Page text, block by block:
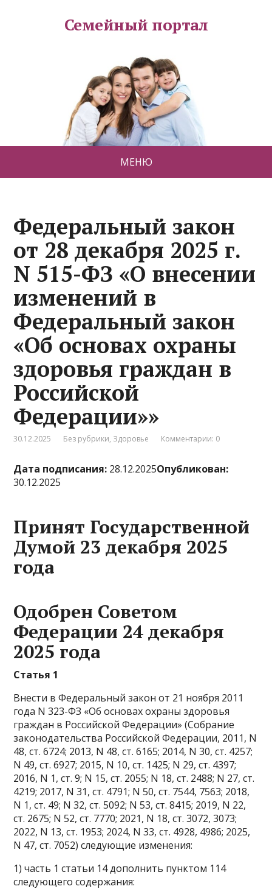
Семейный портал
МЕНЮ
Федеральный закон
от 28 декабря 2025 г.
N 515-ФЗ «О внесении
изменений в
Федеральный закон
«Об основах охраны
здоровья граждан в
Российской
Федерации»»
30.12.2025 Без рубрики, Здоровье Комментарии: 0
Дата подписания: 28.12.2025Опубликован:
30.12.2025
Принят Государственной
Думой 23 декабря 2025
года
Одобрен Советом
Федерации 24 декабря
2025 года
Статья 1
Внести в Федеральный закон от 21 ноября 2011
года N 323-ФЗ «Об основах охраны здоровья
граждан в Российской Федерации» (Собрание
законодательства Российской Федерации, 2011, N
48, ст. 6724; 2013, N 48, ст. 6165; 2014, N 30, ст. 4257;
N 49, ст. 6927; 2015, N 10, ст. 1425; N 29, ст. 4397;
2016, N 1, ст. 9; N 15, ст. 2055; N 18, ст. 2488; N 27, ст.
4219; 2017, N 31, ст. 4791; N 50, ст. 7544, 7563; 2018,
N 1, ст. 49; N 32, ст. 5092; N 53, ст. 8415; 2019, N 22,
ст. 2675; N 52, ст. 7770; 2021, N 18, ст. 3072, 3073;
2022, N 13, ст. 1953; 2024, N 33, ст. 4928, 4986; 2025,
N 47, ст. 7052) следующие изменения:
1) часть 1 статьи 14 дополнить пунктом 114
следующего содержания: